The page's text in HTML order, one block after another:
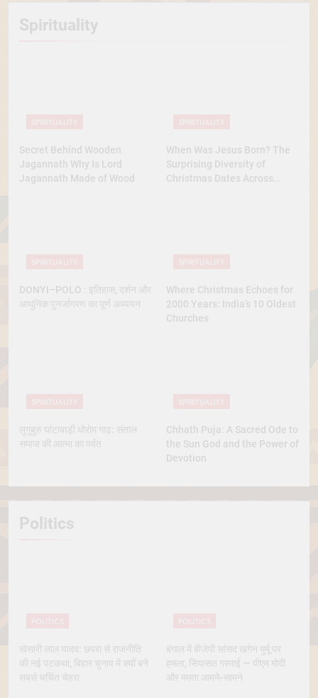
Spirituality
Secret Behind Wooden
Jagannath Why Is Lord
Jagannath Made of Wood
When Was Jesus Born? The
Surprising Diversity of
Christmas Dates Across
DONYI–POLO : इतिहास, दर्शन और
आधुनिक पुनर्जागरण का पूर्ण अध्ययन
Where Christmas Echoes for
2000 Years: India’s 10 Oldest
Churches
लुगुबुरु घांटाबाड़ी धोरोम गाढ़: संताल
समाज की आत्मा का पर्वत
Chhath Puja: A Sacred Ode to
the Sun God and the Power of
Devotion
Politics
खेसारी लाल यादव: छपरा से राजनीति
की नई पटकथा, बिहार चुनाव में क्यों बने
सबसे चर्चित चेहरा
बंगाल में बीजेपी सांसद खगेन मुर्मू पर
हमला, सियासत गरमाई — पीएम मोदी
और ममता आमने-सामने